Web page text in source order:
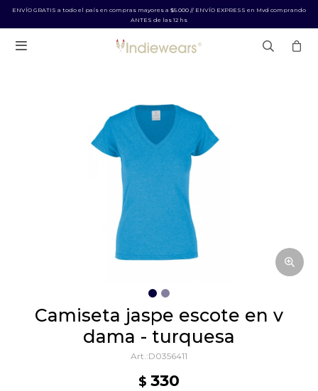
ENVÍO GRATIS a todo el país en compras mayores a $5.000 // ENVÍO EXPRESS en Mvd comprando
ANTES de las 12 hs

camiseta jaspe escote en v
dama - turquesa
D0356411
$ 330